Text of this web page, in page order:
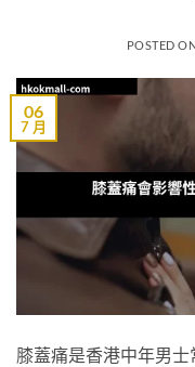
POSTED
06
7 月
膝蓋痛是香港中年男